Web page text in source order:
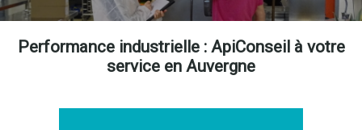
Performance industrielle : ApiConseil à votre
service en Auvergne